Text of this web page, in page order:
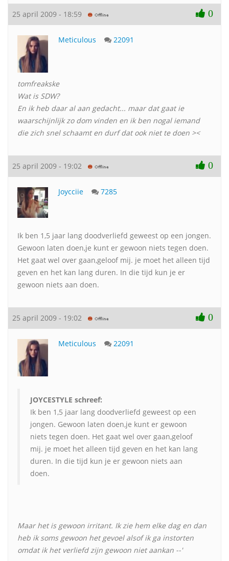
25 april 2009 - 18:59 0
Meticulous 22091
tomfreakske
Wat is SDW?
En ik heb daar al aan gedacht... maar dat gaat ie
waarschijnlijk zo dom vinden en ik ben nogal iemand
die zich snel schaamt en durf dat ook niet te doen ><
25 april 2009 - 19:02 0
Joycciie 7285
Ik ben 1,5 jaar lang doodverliefd geweest op een jongen.
Gewoon laten doen,je kunt er gewoon niets tegen doen.
Het gaat wel over gaan,geloof mij. je moet het alleen tijd
geven en het kan lang duren. In die tijd kun je er
gewoon niets aan doen.
25 april 2009 - 19:02 0
Meticulous 22091
JOYCESTYLE schreef:
Ik ben 1,5 jaar lang doodverliefd geweest op een
jongen. Gewoon laten doen,je kunt er gewoon
niets tegen doen. Het gaat wel over gaan,geloof
mij. je moet het alleen tijd geven en het kan lang
duren. In die tijd kun je er gewoon niets aan
doen.
Maar het is gewoon irritant. Ik zie hem elke dag en dan
heb ik soms gewoon het gevoel alsof ik ga instorten
omdat ik het verliefd zijn gewoon niet aankan --'